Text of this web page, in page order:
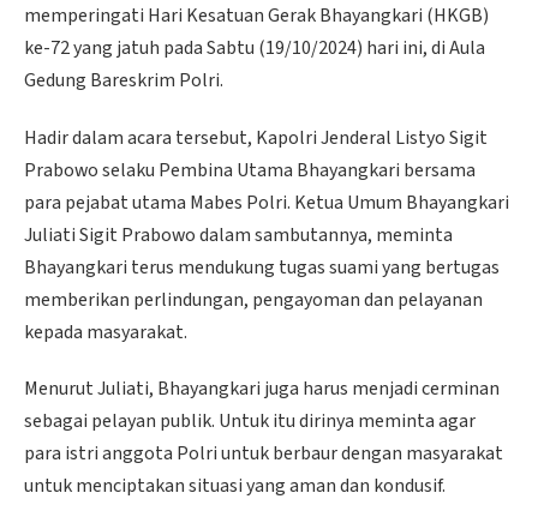
memperingati Hari Kesatuan Gerak Bhayangkari (HKGB)
ke-72 yang jatuh pada Sabtu (19/10/2024) hari ini, di Aula
Gedung Bareskrim Polri.
Hadir dalam acara tersebut, Kapolri Jenderal Listyo Sigit
Prabowo selaku Pembina Utama Bhayangkari bersama
para pejabat utama Mabes Polri. Ketua Umum Bhayangkari
Juliati Sigit Prabowo dalam sambutannya, meminta
Bhayangkari terus mendukung tugas suami yang bertugas
memberikan perlindungan, pengayoman dan pelayanan
kepada masyarakat.
Menurut Juliati, Bhayangkari juga harus menjadi cerminan
sebagai pelayan publik. Untuk itu dirinya meminta agar
para istri anggota Polri untuk berbaur dengan masyarakat
untuk menciptakan situasi yang aman dan kondusif.